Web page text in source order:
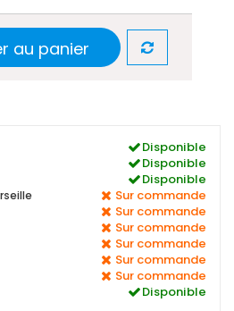
au panier
Disponible
Disponible
Disponible
Sur commande
Sur commande
Sur commande
Sur commande
Sur commande
Sur commande
Disponible